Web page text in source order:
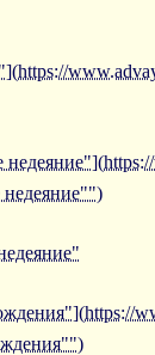
недеяние"")